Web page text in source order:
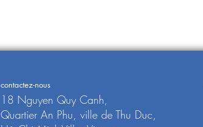
contactez-nous
18 Nguyen Quy Canh,
Quartier An Phu, ville de Thu Duc,